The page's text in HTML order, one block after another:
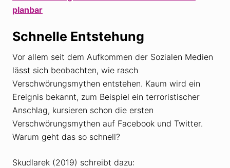
planbar
Schnelle Entstehung
Vor allem seit dem Aufkommen der Sozialen Medien
lässt sich beobachten, wie rasch
Verschwörungsmythen entstehen. Kaum wird ein
Ereignis bekannt, zum Beispiel ein terroristischer
Anschlag, kursieren schon die ersten
Verschwörungsmythen auf Facebook und Twitter.
Warum geht das so schnell?
Skudlarek (2019) schreibt dazu: